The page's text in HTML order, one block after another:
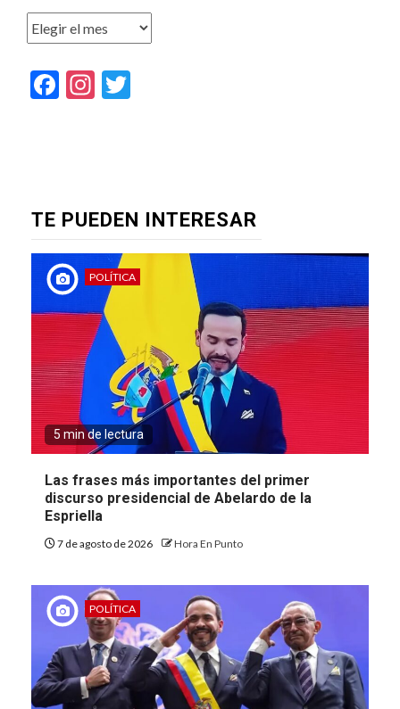
Archivos
Facebook
Instagram
TE PUEDEN INTERESAR
POLÍTICA
5 min de lectura
Las frases más importantes del primer
discurso presidencial de Abelardo de la
Espriella
7 de agosto de 2026 Hora En Punto
POLÍTICA